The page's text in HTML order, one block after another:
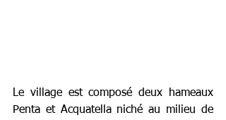
Le village est composé deux hameaux
Penta et Acquatella niché au milieu de